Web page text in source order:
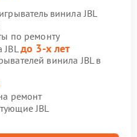
винила JBL
по ремонту
JBLдо 3-х лет
винила JBL в
ремонт
JBL